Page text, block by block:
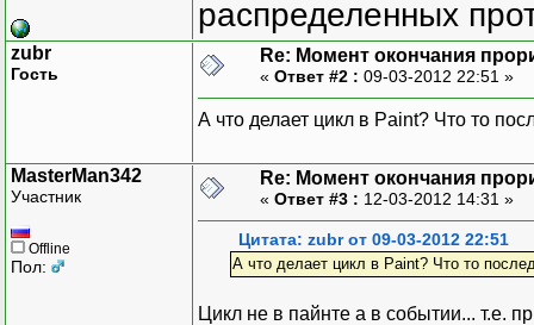
распределенных
zubr
Гость
Re: Момент окончания
« Ответ #2 : 09-03-2012 22:51 »
А что делает цикл в Paint? Что то
MasterMan342
Участник
Offline
Пол:
Re: Момент окончания
« Ответ #3 : 12-03-2012 14:31 »
Цитата: zubr от 09-03-2012 22:51
А что делает цикл в Paint? Что то
Цикл не в пайнте а в событии... т.е.